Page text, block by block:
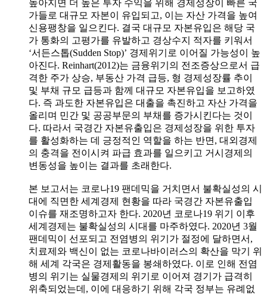
높아지면 더 높은 투자 수익을 위해 경제성장이 빠른 국
가들로 대규모 자본이 유입되고, 이는 자산 가격을 높여
신용팽창을 일으킨다. 결국 대규모 자본유입은 해당 국
가 통화의 고평가를 유발하고 경상수지 적자를 키워서
‘서든스톱(Sudden Stop)’ 경제위기로 이어질 가능성이 높
아진다. Reinhart(2012)는 금융위기의 전조증상으로서 급
격한 주가 상승, 부동산 가격 급등, 형 경제성장률 추이
및 부채 규모 급등과 함께 대규모 자본유입을 보고하였
다. 즉 과도한 자본유입은 대출을 촉진하고 자산 가격을
올리며 민간 및 공공부문의 부채를 증가시킨다는 것이
다. 따라서 국경간 자본유출입은 경제성장을 위한 투자
를 활성화하는 데 긍정적인 역할을 하는 반면, 대외경제
의 충격을 전이시켜 파급 효과를 일으키고 거시경제의
변동성을 높이는 결과를 초래한다.
본 보고서는 코로나19 팬데믹을 거치면서 불확실성의 시
대에 직면한 세계경제 현황을 따라 국경간 자본유출입
이슈를 재조명하고자 한다. 2020년 코로나19 위기 이후
세계경제는 불확실성의 시대를 마주하였다. 2020년 3월
팬데믹이 선포되고 전염병의 위기가 절정에 달하면서,
치료제와 백신이 없는 코로나바이러스의 확산을 막기 위
해 세계 각국은 경제활동을 봉쇄하였다. 이로 인해 전염
병의 위기는 실물경제의 위기로 이어져 경기가 급격히
위축되었는데, 이에 대응하기 위해 각국 정부는 유례없